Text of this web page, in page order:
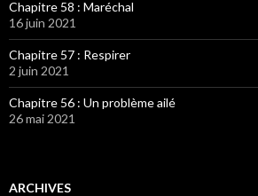
Chapitre 58 : Maréchal
16 juin 2021
Chapitre 57 : Respirer
2 juin 2021
Chapitre 56 : Un problème ailé
26 mai 2021
ARCHIVES